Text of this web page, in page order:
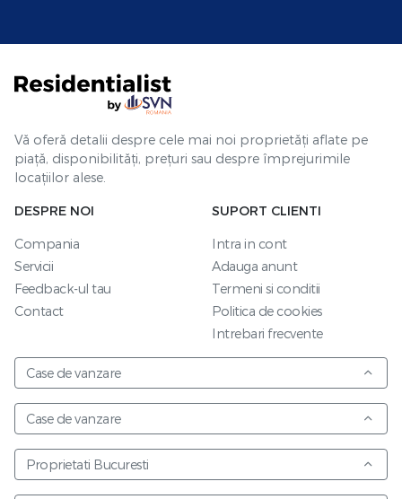
Vă oferă detalii despre cele mai noi proprietăți aflate pe
piață, disponibilități, prețuri sau despre împrejurimile
locațiilor alese.
DESPRE NOI
Compania
Servicii
Feedback-ul tau
Contact
SUPORT CLIENTI
Intra in cont
Adauga anunt
Termeni si conditii
Politica de cookies
Intrebari frecvente
Case de vanzare
Case de vanzare
Proprietati Bucuresti